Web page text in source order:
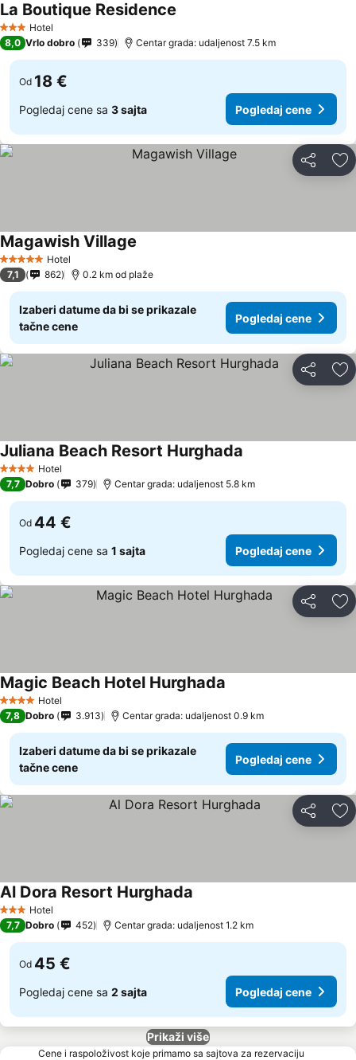
3 Zvezdice
Hotel
La Boutique Residence
8,0 Vrlo dobro 339 Centar grada: udaljenost 7.5 km
Od 18 €
Pogledaj cene sa 3 sajta Pogledaj cene
Deli
5 ZvezdiceHotel
Magawish Village
7,1 862 0.2 km od plaže
Izaberi datume da bi se prikazale
tačne cene
Pogledaj cene
Deli
4 ZvezdiceHotel
Juliana Beach Resort Hurghada
7,7 Dobro 379 Centar grada: udaljenost 5.8 km
Od 44 €
Pogledaj cene sa 1 sajta Pogledaj cene
Deli
4 ZvezdiceHotel
Magic Beach Hotel Hurghada
7,8 Dobro 3.913 Centar grada: udaljenost 0.9 km
Izaberi datume da bi se prikazale
tačne cene
Pogledaj cene
Deli
3 Zvezdice
Hotel
Al Dora Resort Hurghada
7,7 Dobro 452 Centar grada: udaljenost 1.2 km
Od 45 €
Pogledaj cene sa 2 sajta Pogledaj cene
Prikaži više
Cene i raspoloživost koje primamo sa sajtova za rezervaciju